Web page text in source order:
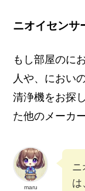
ニオイセンサ
もし部屋のに
人や、におい
清浄機をお探
た他のメーカ
maru
ニ
は